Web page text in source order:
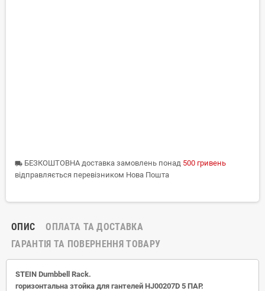
local_shipping БЕЗКОШТОВНА доставка замовлень понад 500 гривень
відправляється перевізником Нова Пошта
ОПИС
ОПЛАТА ТА ДОСТАВКА
ГАРАНТІЯ ТА ПОВЕРНЕННЯ ТОВАРУ
STEIN Dumbbell Rack.
горизонтальна зтойка для гантелей HJ00207D 5 ПАР.